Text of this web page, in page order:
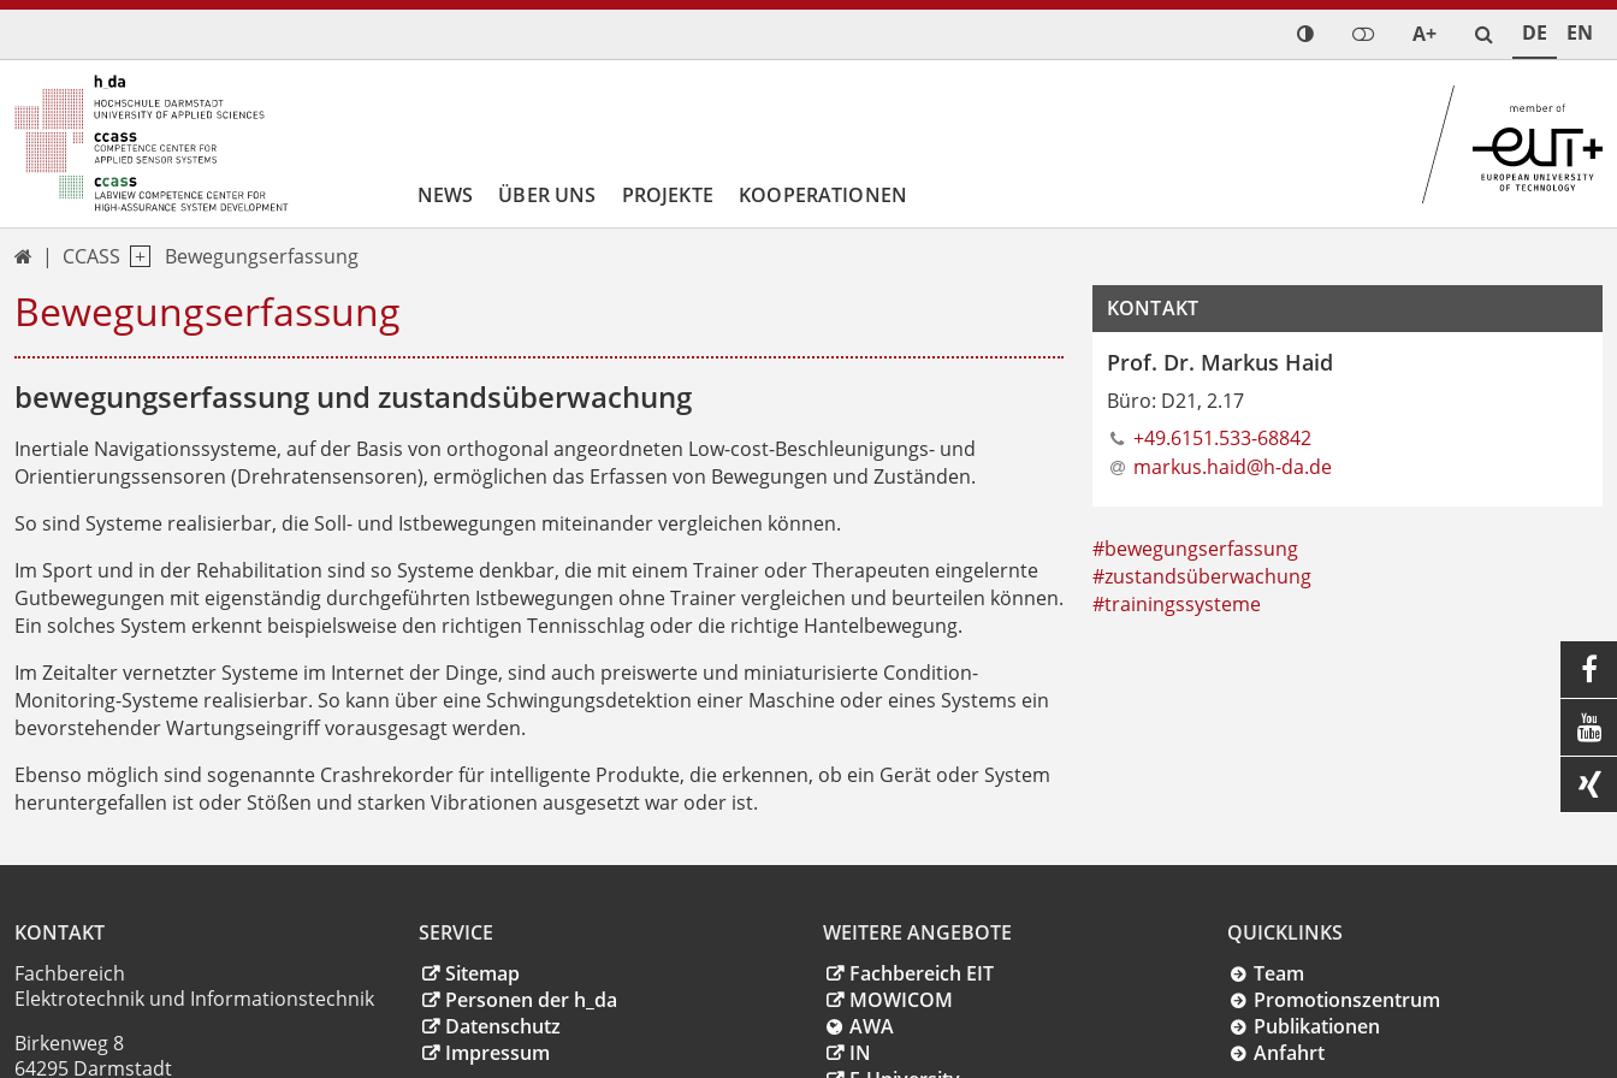
A+ DE EN
NEWS ÜBER UNS PROJEKTE KOOPERATIONEN
 CCASS Bewegungserfassung
Bewegungserfassung
bewegungserfassung und zustandsüberwachung
Inertiale Navigationssysteme, auf der Basis von orthogonal angeordneten Low-cost-Beschleunigungs- und
Orientierungssensoren (Drehratensensoren), ermöglichen das Erfassen von Bewegungen und Zuständen.
So sind Systeme realisierbar, die Soll- und Istbewegungen miteinander vergleichen können.
Im Sport und in der Rehabilitation sind so Systeme denkbar, die mit einem Trainer oder Therapeuten eingelernte
Gutbewegungen mit eigenständig durchgeführten Istbewegungen ohne Trainer vergleichen und beurteilen können.
Ein solches System erkennt beispielsweise den richtigen Tennisschlag oder die richtige Hantelbewegung.
Im Zeitalter vernetzter Systeme im Internet der Dinge, sind auch preiswerte und miniaturisierte Condition-
Monitoring-Systeme realisierbar. So kann über eine Schwingungsdetektion einer Maschine oder eines Systems ein
bevorstehender Wartungseingriff vorausgesagt werden.
Ebenso möglich sind sogenannte Crashrekorder für intelligente Produkte, die erkennen, ob ein Gerät oder System
heruntergefallen ist oder Stößen und starken Vibrationen ausgesetzt war oder ist.
KONTAKT
Prof. Dr. Markus Haid
Büro: D21, 2.17
+49.6151.533-68842
markus.haid@h-da.de
#bewegungserfassung
#zustandsüberwachung
#trainingssysteme
KONTAKT
Fachbereich
Elektrotechnik und Informationstechnik
Birkenweg 8
64295 Darmstadt
SERVICE
Sitemap
Personen der h_da
Datenschutz
Impressum
WEITERE ANGEBOTE
Fachbereich EIT
MOWICOM
AWA
IN
QUICKLINKS
Team
Promotionszentrum
Publikationen
Anfahrt


